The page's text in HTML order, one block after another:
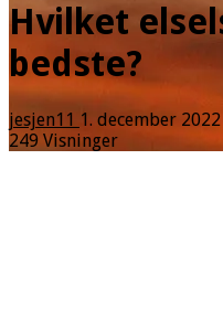
Hvilket
bedste?
jesjen11 1. december 2022
249 Visninger